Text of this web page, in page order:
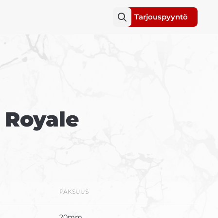
Tarjouspyyntö
PAKSUUS